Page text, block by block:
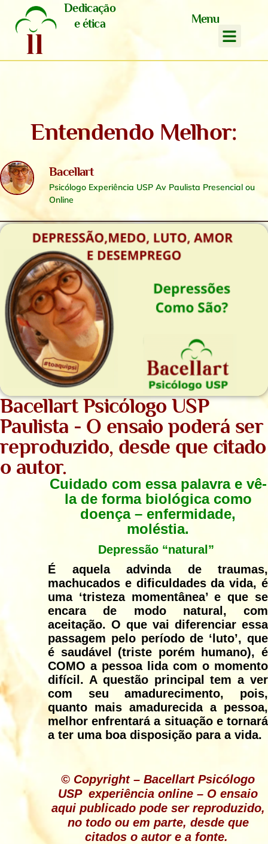
Dedicação
e ética
Menu
Entendendo Melhor:
Bacellart
Psicólogo Experiência USP Av Paulista Presencial ou
Online
Bacellart Psicólogo USP
Paulista - O ensaio poderá ser
reproduzido, desde que citado
o autor.
Cuidado com essa palavra e vê-
la de forma biológica como
doença – enfermidade,
moléstia.
Depressão “natural”
É aquela advinda de traumas,
machucados e dificuldades da vida, é
uma ‘tristeza momentânea’ e que se
encara de modo natural, com
aceitação. O que vai diferenciar essa
passagem pelo período de ‘luto’, que
é saudável (triste porém humano), é
COMO a pessoa lida com o momento
difícil. A questão principal tem a ver
com seu amadurecimento, pois,
quanto mais amadurecida a pessoa,
melhor enfrentará a situação e tornará
a ter uma boa disposição para a vida.
© Copyright – Bacellart Psicólogo
USP experiência online – O ensaio
aqui publicado pode ser reproduzido,
no todo ou em parte, desde que
citados o autor e a fonte.